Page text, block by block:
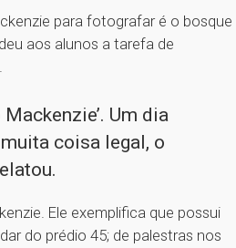
para fotografar é o bosque
aos alunos a tarefa de
Um dia
coisa legal, o
Ele exemplifica que possui
do prédio 45; de palestras nos